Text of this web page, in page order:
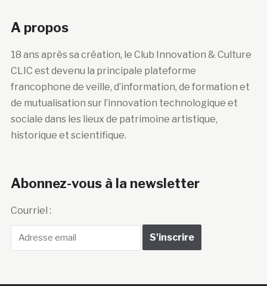
CLIC est devenu la principale plateforme
francophone de veille, d’information, de formation et
de mutualisation sur l’innovation technologique et
sociale dans les lieux de patrimoine artistique,
historique et scientifique.